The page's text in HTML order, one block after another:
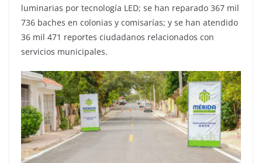
luminarias por tecnología LED; se han reparado 367 mil
736 baches en colonias y comisarías; y se han atendido
36 mil 471 reportes ciudadanos relacionados con
servicios municipales.